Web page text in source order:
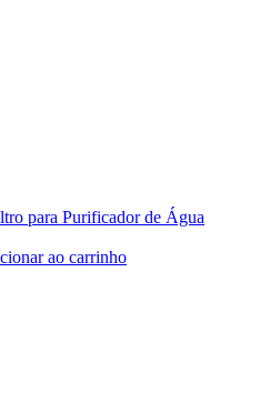
para Purificador de Água
ao carrinho